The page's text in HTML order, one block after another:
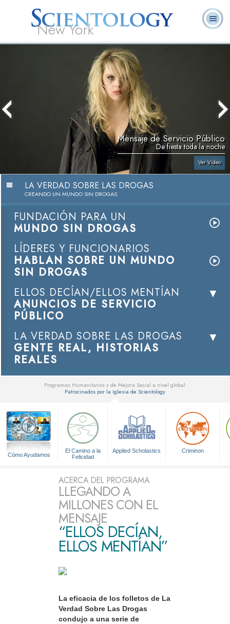
New York
¿Qué es
Scientology?
Voluntarios
Mensaje de Servicio Público
De fiesta toda la noche
Ver Video
LA VERDAD SOBRE LAS DROGAS
CREANDO UN MUNDO SIN DROGAS
FUNDACIÓN PARA UN
MUNDO SIN DROGAS
LÍDERES Y FUNCIONARIOS
HABLAN SOBRE UN MUNDO
SIN DROGAS
ELLOS DECÍAN/ELLOS MENTÍAN
ANUNCIOS DE SERVICIO
PÚBLICO
LA VERDAD SOBRE LAS DROGAS
GENTE REAL, HISTORIAS
REALES
Programas Humanitarios y de Mejora Social a nivel global
Patrocinados por la Iglesia de Scientology
Cómo Ayudamos
El Camino a la
Felicidad
Applied Scholastics Criminon
ACERCA DEL PROGRAMA
LLEGANDO A
MILLONES CON EL
MENSAJE
“ELLOS DECÍAN,
ELLOS MENTÍAN”
La eficacia de los folletos de La
Verdad Sobre Las Drogas
condujo a una serie de